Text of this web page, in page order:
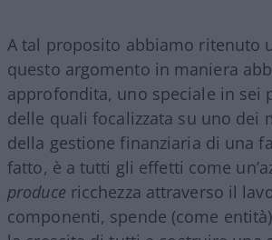
A tal proposito abbiamo ritenuto
questo argomento in maniera
approfondita, uno speciale in sei
delle quali focalizzata su uno dei
della gestione finanziaria di una
fatto, è a tutti gli effetti come
produce ricchezza attraverso il
componenti, spende (come